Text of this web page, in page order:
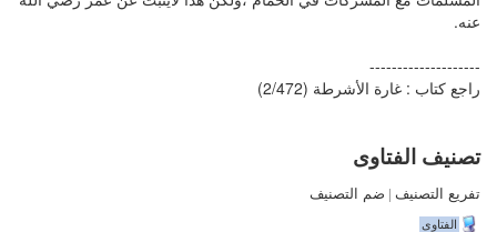
عنه.
--------------------
راجع كتاب : غارة الأشرطة (2/472)
تصنيف الفتاوى
تفريع التصنيف | ضم التصنيف
الفتاوى